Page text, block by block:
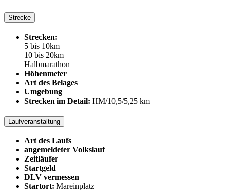
Strecke
Strecken:
5 bis 10km
10 bis 20km
Halbmarathon
Höhenmeter
Art des Belages
Umgebung
Strecken im Detail: HM/10,5/5,25 km
Laufveranstaltung
Art des Laufs
angemeldeter Volkslauf
Zeitläufer
Startgeld
DLV vermessen
Startort: Mareinplatz